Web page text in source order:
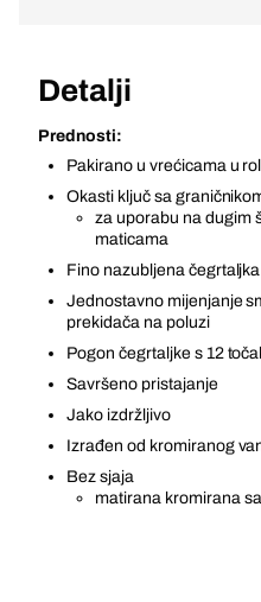
Detalji
Prednosti:
Pakirano u vrećicama u
Okasti ključ sa
za uporabu na dugim
maticama
Fino nazubljena
Jednostavno mijenjanje
prekidača na poluzi
Pogon čegrtaljke s 12
Savršeno pristajanje
Jako izdržljivo
Izrađen od kromiranog
Bez sjaja
matirana kromirana